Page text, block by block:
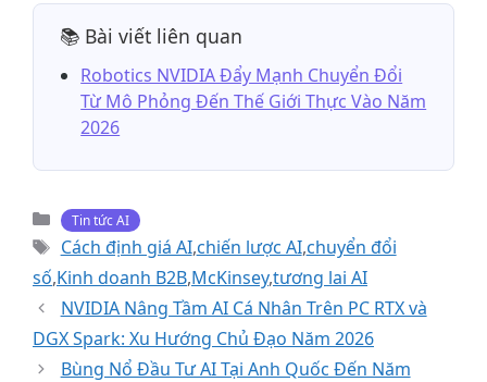
📚 Bài viết liên quan
Robotics NVIDIA Đẩy Mạnh Chuyển Đổi
Từ Mô Phỏng Đến Thế Giới Thực Vào Năm
2026
Danh
mục
Tin tức AI
Thẻ
Cách định giá AI,chiến lược AI,chuyển đổi
số,Kinh doanh B2B,McKinsey,tương lai AI
NVIDIA Nâng Tầm AI Cá Nhân Trên PC RTX và
DGX Spark: Xu Hướng Chủ Đạo Năm 2026
Bùng Nổ Đầu Tư AI Tại Anh Quốc Đến Năm